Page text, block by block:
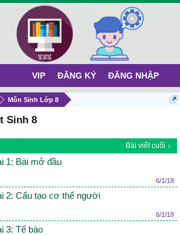
Môn Sinh Lớp 8
Sinh 8
Bài viết cuối ↓
1: Bài mở đầu
6/1/18
2: Cấu tạo cơ thể người
6/1/18
3: Tế bào
VIP ĐĂNG KÝ ĐĂNG NHẬP